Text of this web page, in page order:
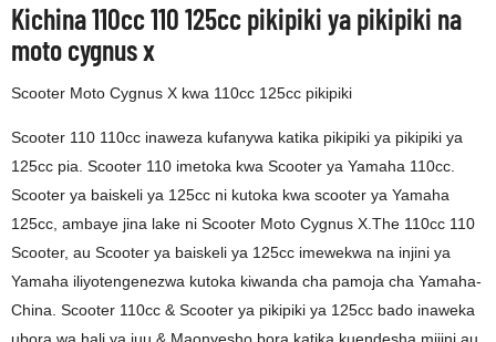
Kichina 110cc 110 125cc pikipiki ya pikipiki na
moto cygnus x
Scooter Moto Cygnus X kwa 110cc 125cc pikipiki
Scooter 110 110cc inaweza kufanywa katika pikipiki ya pikipiki ya
125cc pia. Scooter 110 imetoka kwa Scooter ya Yamaha 110cc.
Scooter ya baiskeli ya 125cc ni kutoka kwa scooter ya Yamaha
125cc, ambaye jina lake ni Scooter Moto Cygnus X.The 110cc 110
Scooter, au Scooter ya baiskeli ya 125cc imewekwa na injini ya
Yamaha iliyotengenezwa kutoka kiwanda cha pamoja cha Yamaha-
China. Scooter 110cc & Scooter ya pikipiki ya 125cc bado inaweka